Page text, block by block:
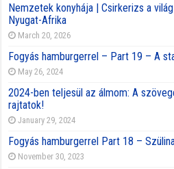
Nemzetek konyhája | Csirkerizs a
Nyugat-Afrika
March 20, 2026
Fogyás hamburgerrel – Part 19 – A
May 26, 2024
2024-ben teljesül az álmom: A
rajtatok!
January 29, 2024
Fogyás hamburgerrel Part 18 –
November 30, 2023